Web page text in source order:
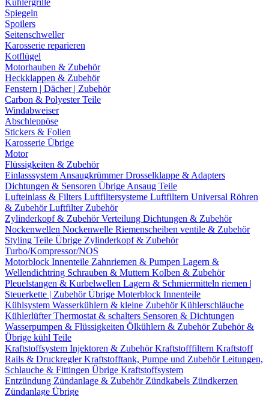
Kühlergrille
Spiegeln
Spoilers
Seitenschweller
Karosserie reparieren
Kotflügel
Motorhauben & Zubehör
Heckklappen & Zubehör
Fenstern | Dächer | Zubehör
Carbon & Polyester Teile
Windabweiser
Abschleppöse
Stickers & Folien
Karosserie Übrige
Motor
Flüssigkeiten & Zubehör
Einlasssystem AnsaugkrümmerDrosselklappe & Adapters
Dichtungen & Sensoren Übrige Ansaug Teile
Lufteinlass & Filters Luftfiltersysteme Luftfiltern Universal Röhren
& ZubehörLuftfilter Zubehör
Zylinderkopf & ZubehörVerteilung Dichtungen & Zubehör
Nockenwellen Nockenwelle Riemenscheiben ventile & Zubehör
Styling Teile Übrige Zylinderkopf & Zubehör
Turbo/Kompressor/NOS
Motorblock Innenteile Zahnriemen & Pumpen Lagern &
Wellendichtring Schrauben & Muttern Kolben & Zubehör
Pleuelstangen & Kurbelwellen Lagern & Schmiermitteln riemen |
Steuerkette | ZubehörÜbrige Moterblock Innenteile
Kühlsystem Wasserkühlern & kleine ZubehörKühlerschläuche
KühlerlüfterThermostat & schalters Sensoren & Dichtungen
Wasserpumpen & Flüssigkeiten Ölkühlern & Zubehör Zubehör &
Übrige kühl Teile
Kraftstoffsystem Injektoren & ZubehörKraftstofffiltern Kraftstoff
Rails & DruckreglerKraftstofftank, Pumpe und ZubehörLeitungen,
Schlauche & Fittingen Übrige Kraftstoffsystem
Entzündung Zündanlage & Zubehör Zündkabels Zündkerzen
Zündanlage Übrige